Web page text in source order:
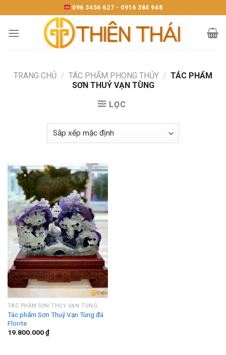
to
content
096 3456 627 - 0916 384 948
TRANG CHỦ / TÁC PHẨM PHONG THỦY / TÁC PHẨM
SƠN THUỶ VẠN TÙNG
LỌC
TÁC PHẨM SƠN THUỶ VẠN TÙNG
Tác phẩm Sơn Thuỷ Vạn Tùng đá
Florite
19.800.000₫